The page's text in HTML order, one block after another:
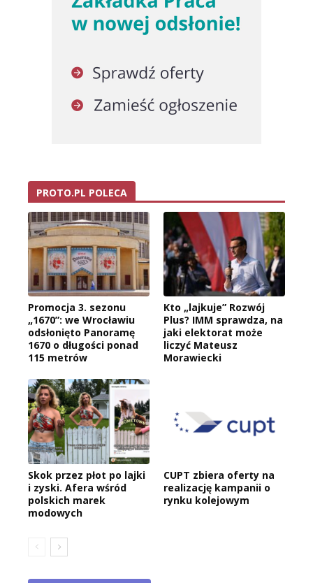
PROTO.PL POLECA
Promocja 3. sezonu
„1670”: we Wrocławiu
odsłonięto Panoramę
1670 o długości ponad
115 metrów
Kto „lajkuje” Rozwój
Plus? IMM sprawdza, na
jaki elektorat może
liczyć Mateusz
Morawiecki
Skok przez płot po lajki
i zyski. Afera wśród
polskich marek
modowych
CUPT zbiera oferty na
realizację kampanii o
rynku kolejowym